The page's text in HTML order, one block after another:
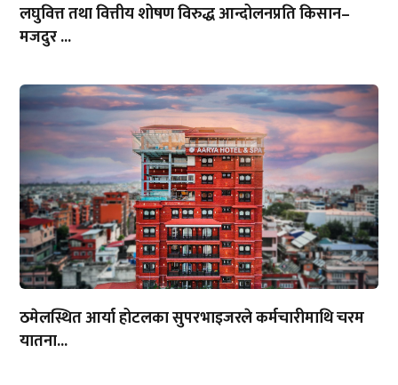
लघुवित्त तथा वित्तीय शोषण विरुद्ध आन्दोलनप्रति किसान–
मजदुर ...
ठमेलस्थित आर्या होटलका सुपरभाइजरले कर्मचारीमाथि चरम
यातना...